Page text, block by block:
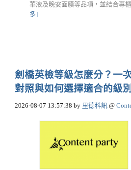
華液及晚安面膜等品項，並結合專
多]
劍橋英檢等級怎麼分？一
對照與如何選擇適合的級別
2026-08-07 13:57:38 by 里德科訊 @